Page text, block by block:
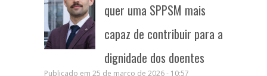
quer uma SPPSM mais
capaz de contribuir para a
dignidade dos doentes
Publicado em 25 de março de 2026 - 10:57